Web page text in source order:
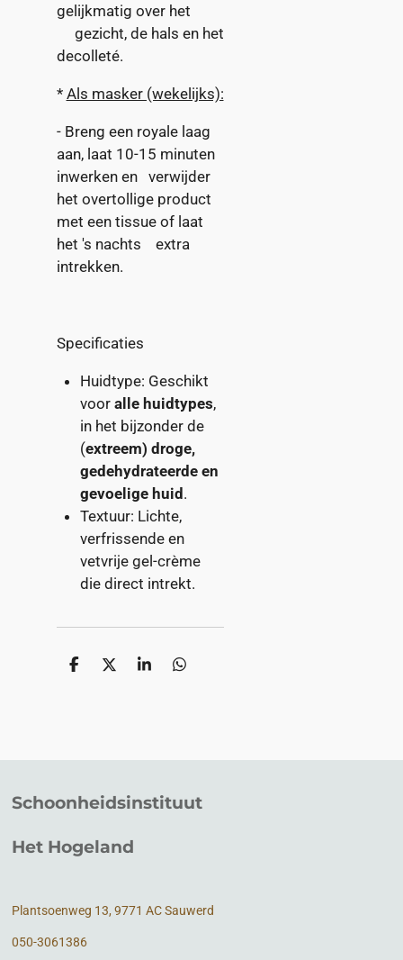
gelijkmatig over het
gezicht, de hals en het
decolleté.
* Als masker (wekelijks):
- Breng een royale laag
aan, laat 10-15 minuten
inwerken en verwijder
het overtollige product
met een tissue of laat
het 's nachts extra
intrekken.
Specificaties
Huidtype: Geschikt
voor alle huidtypes,
in het bijzonder de
(extreem) droge,
gedehydrateerde en
gevoelige huid .
Textuur: Lichte,
verfrissende en
vetvrije gel-crème
die direct intrekt.
D
D
S
D
Schoonheidsinstituut
Het Hogeland
Plantsoenweg 13, 9771 AC Sauwerd
050-3061386